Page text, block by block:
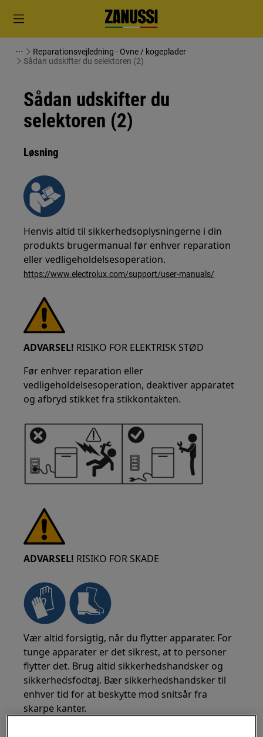
Reparationsvejledning - Ovne / kogeplader
Sådan udskifter du selektoren (2)
Sådan udskifter du
selektoren (2)
Løsning
Henvis altid til sikkerhedsoplysningerne i din
produkts brugermanual før enhver reparation
eller vedligeholdelsesoperation.
https://www.electrolux.com/support/user-manuals/
ADVARSEL! RISIKO FOR ELEKTRISK STØD
Før enhver reparation eller
vedligeholdelsesoperation, deaktiver apparatet
og afbryd stikket fra stikkontakten.
ADVARSEL! RISIKO FOR SKADE
Vær altid forsigtig, når du flytter apparater. For
tunge apparater er det sikrest, at to personer
flytter det. Brug altid sikkerhedshandsker og
sikkerhedsfodtøj. Bær sikkerhedshandsker til
enhver tid for at beskytte mod snitsår fra
skarpe kanter.